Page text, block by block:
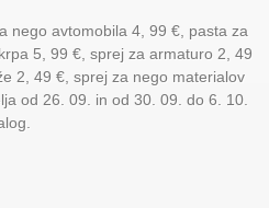
nego avtomobila 4, 99 €, pasta za
5, 99 €, sprej za armaturo 2, 49
2, 49 €, sprej za nego materialov
od 26. 09. in od 30. 09. do 6. 10.